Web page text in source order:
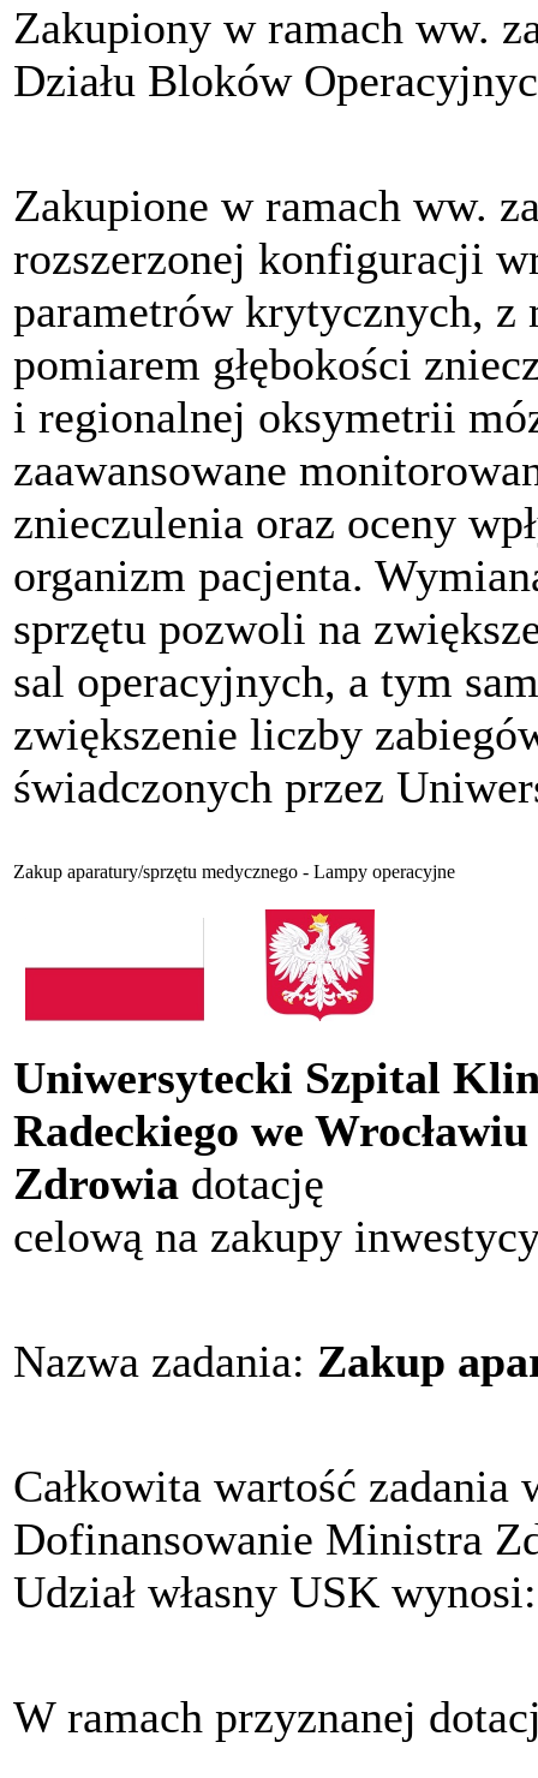
Zakupiony w ramach ww.
Działu Bloków
Zakupione w ramach ww.
rozszerzonej konfiguracji
parametrów krytycznych, z
pomiarem głębokości
i regionalnej oksymetrii
zaawansowane
znieczulenia oraz oceny
organizm pacjenta.
sprzętu pozwoli na
sal operacyjnych, a tym
zwiększenie liczby
świadczonych przez
Zakup aparatury/sprzętu medycznego - Lampy operacyjne
Uniwersytecki Szpital
Radeckiego we Wrocławiu
Zdrowia dotację
celową na zakupy
Nazwa zadania: Zakup
Całkowita wartość
Dofinansowanie Ministra
Udział własny USK
W ramach przyznanej